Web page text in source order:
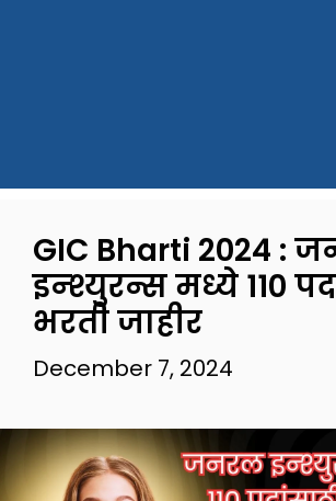
GIC Bharti 2024 :
इन्श्युरन्स मध्ये 110
भरती जाहीर
December 7, 2024